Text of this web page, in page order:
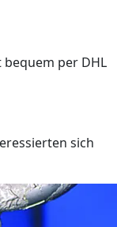
per DHL
sich